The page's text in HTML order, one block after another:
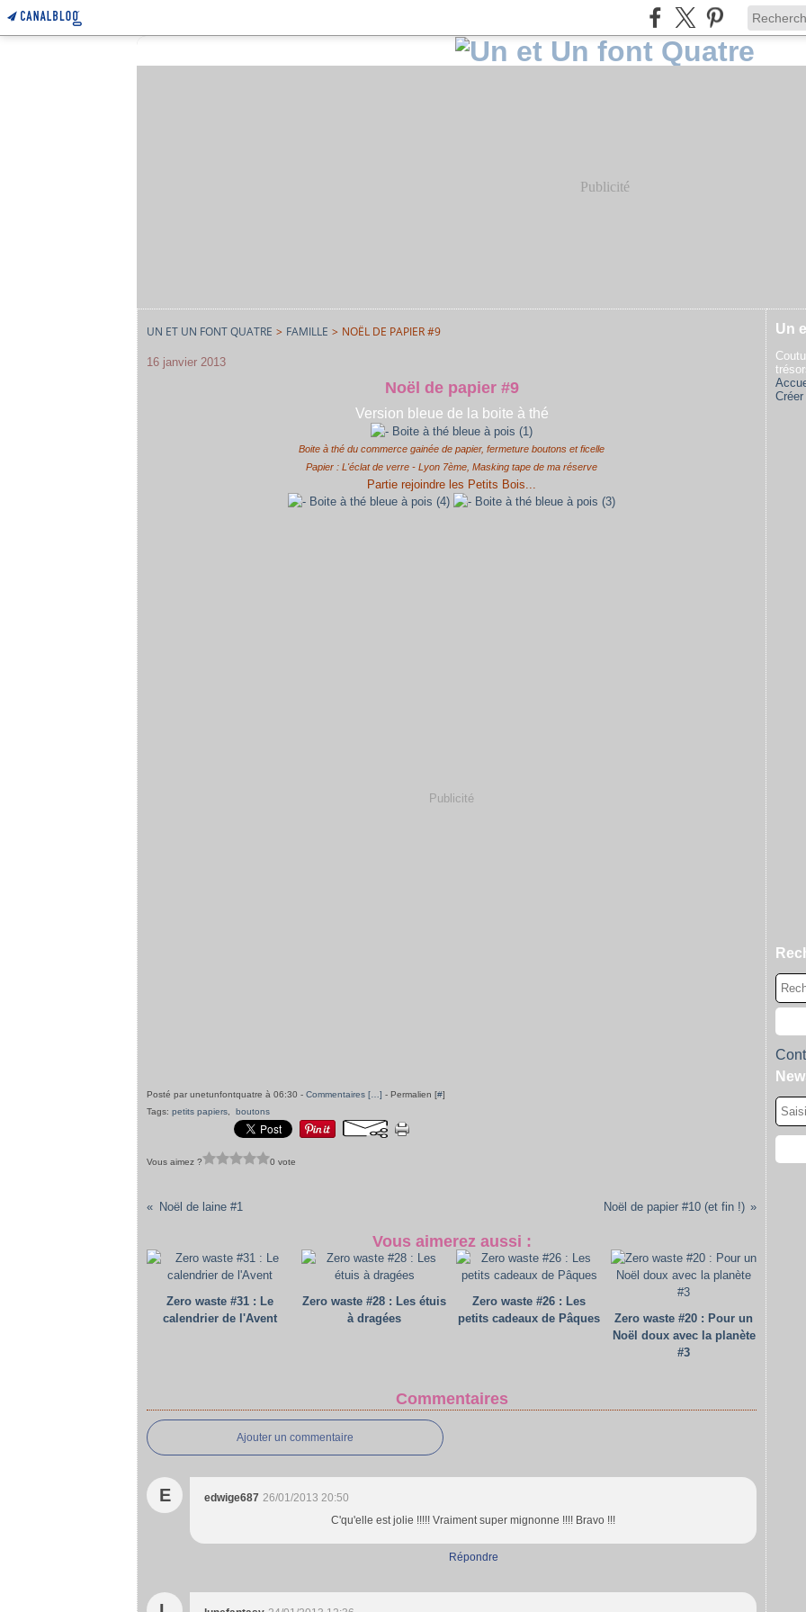
Publicité
UN ET UN FONT QUATRE > FAMILLE > NOËL DE PAPIER #9
16 janvier 2013
Noël de papier #9
Version bleue de la boite à thé
Boite à thé du commerce gainée de papier, fermeture boutons et ficelle
Papier : L'éclat de verre - Lyon 7ème, Masking tape de ma réserve
Partie rejoindre les Petits Bois...
Publicité
Posté par unetunfontquatre à 06:30 - Commentaires [ ] - Permalien [#]
Tags: petits papiers boutons
Vous aimez ? 0 vote
Noël de laine #1 Noël de papier #10 (et fin !)
Vous aimerez aussi :
Zero waste #31 : Le
calendrier de l'Avent
Zero waste #28 : Les étuis
à dragées
Zero waste #26 : Les
petits cadeaux de Pâques
Zero waste #20 : Pour un
Noël doux avec la planète
#3
Commentaires
Ajouter un commentaire
E edwige687 26/01/2013 20:50
C'qu'elle est jolie !!!!! Vraiment super mignonne !!!! Bravo !!!
Répondre
Un